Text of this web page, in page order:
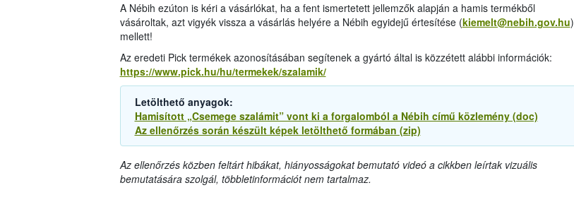
A Nébih ezúton is kéri a vásárlókat, ha a fent ismertetett jellemzők alapján a hamis termékből
vásároltak, azt vigyék vissza a vásárlás helyére a Nébih egyidejű értesítése (kiemelt@nebih.gov.hu)
mellett!
Az eredeti Pick termékek azonosításában segítenek a gyártó által is közzétett alábbi információk:
https://www.pick.hu/hu/termekek/szalamik/
Letölthető anyagok:
Hamisított „Csemege szalámit” vont ki a forgalomból a Nébih című közlemény (doc)
Az ellenőrzés során készült képek letölthető formában (zip)
Az ellenőrzés közben feltárt hibákat, hiányosságokat bemutató videó a cikkben leírtak vizuális
bemutatására szolgál, többletinformációt nem tartalmaz.